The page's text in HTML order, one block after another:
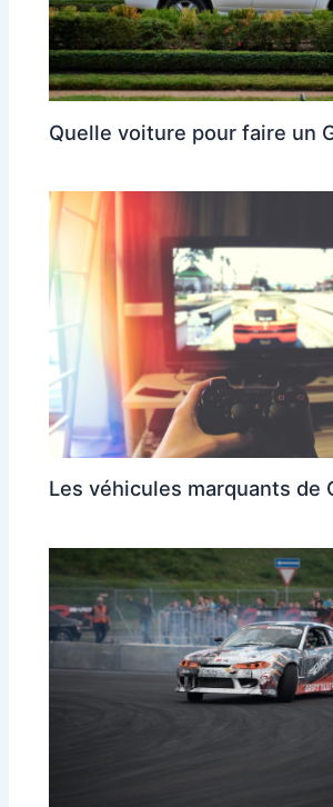
Quelle voiture pour faire un
Les véhicules marquants de